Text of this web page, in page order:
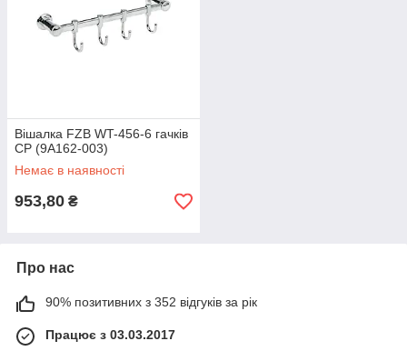
Вішалка FZB WT-456-6 гачків
CP (9A162-003)
Немає в наявності
953,80 ₴
Про нас
90% позитивних з 352 відгуків за рік
Працює з 03.03.2017